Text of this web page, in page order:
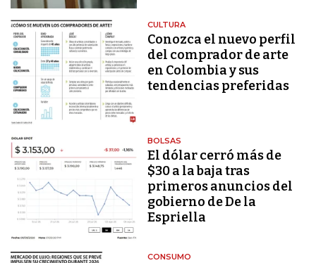
CULTURA
Conozca el nuevo perfil
del comprador de arte
en Colombia y sus
tendencias preferidas
BOLSAS
El dólar cerró más de
$30 a la baja tras
primeros anuncios del
gobierno de De la
Espriella
CONSUMO